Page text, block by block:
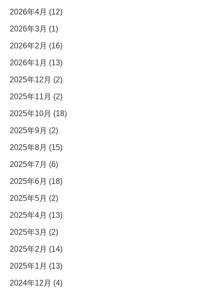
2026年4月 (12)
2026年3月 (1)
2026年2月 (16)
2026年1月 (13)
2025年12月 (2)
2025年11月 (2)
2025年10月 (18)
2025年9月 (2)
2025年8月 (15)
2025年7月 (6)
2025年6月 (18)
2025年5月 (2)
2025年4月 (13)
2025年3月 (2)
2025年2月 (14)
2025年1月 (13)
2024年12月 (4)